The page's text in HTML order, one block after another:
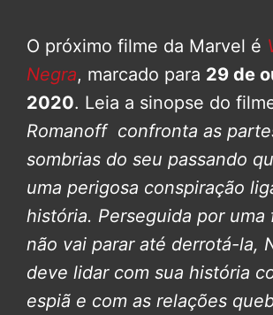
O próximo filme da Marvel é
Negra, marcado para 29 de
2020. Leia a sinopse do
Romanoff confronta as
sombrias do seu passando
uma perigosa conspiração
história. Perseguida por uma
não vai parar até derrotá-la,
deve lidar com sua história
espiã e com as relações